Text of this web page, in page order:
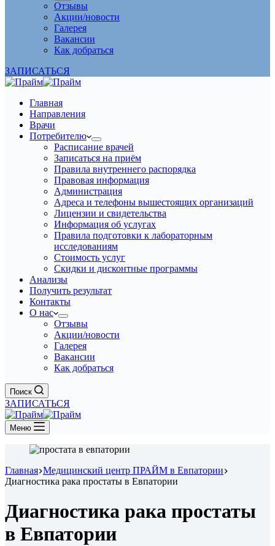
Отзывы
Акции/новости
Галерея
Вакансии
Как добраться
ЗАПИСАТЬСЯ
Главная
Направления
Врачи
Потребителю
Расписание врачей
Записаться на приём
Правила внутреннего распорядка
Правовая информация
Администрация
Адреса и телефоны вышестоящих организаций
Лицензии и свидетельства
Информация об услугах
Правила подготовки к лабораторным
исследованиям
Стоимость услуг
Скидки и дисконтные программы
Анализы
Получить результат
Контакты
О нас
Отзывы
Акции/новости
Галерея
Вакансии
Как добраться
Поиск
ЗАПИСАТЬСЯ
Меню
Главная Медицинский центр ПРАЙМ в Евпатории
Диагностика рака простаты в Евпатории
Диагностика рака простаты
в Евпатории